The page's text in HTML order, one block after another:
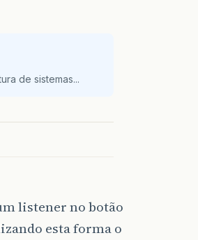
de sistemas...
listener no botão
esta forma o